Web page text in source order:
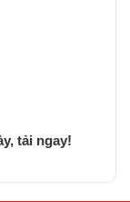
tải ngay!